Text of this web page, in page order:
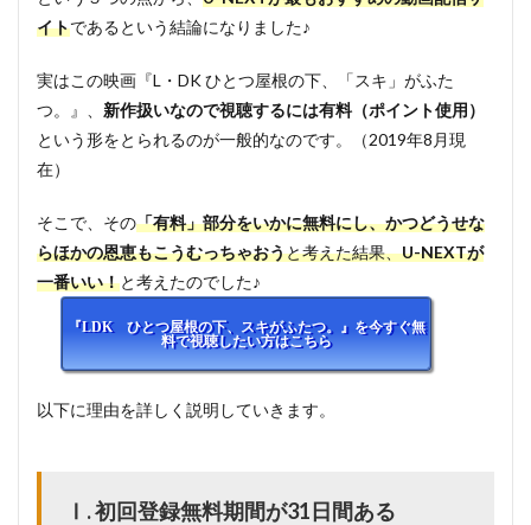
約も
わり
1.5
Ⅴ. も
らえ
ト使
て、
見放
題以
外の
もお
楽し
『L・
イトであるという結論になりました♪
実はこの映画『L・DK ひとつ屋根の下、「スキ」がふた
つ。』、 新作扱いなので視聴するには有料（ポイント使用）
という形をとられるのが一般的なのです。（2019年8月現
在）
そこで、その「有料」部分をいかに無料にし、かつどうせな
らほかの恩恵もこうむっちゃおうと考えた結果、U-NEXTが
一番いい！と考えたのでした♪
『LDK ひとつ屋根の下、スキがふたつ。』を今すぐ無
料で視聴したい方はこちら
以下に理由を詳しく説明していきます。
Ⅰ. 初回登録無料期間が31日間ある